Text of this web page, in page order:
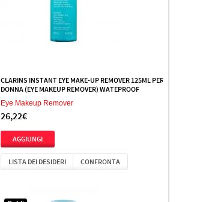
CLARINS INSTANT EYE MAKE-UP REMOVER 125ML PER
DONNA (EYE MAKEUP REMOVER) WATEPROOF
Eye Makeup Remover
26,22€
LISTA DEI DESIDERI CONFRONTA